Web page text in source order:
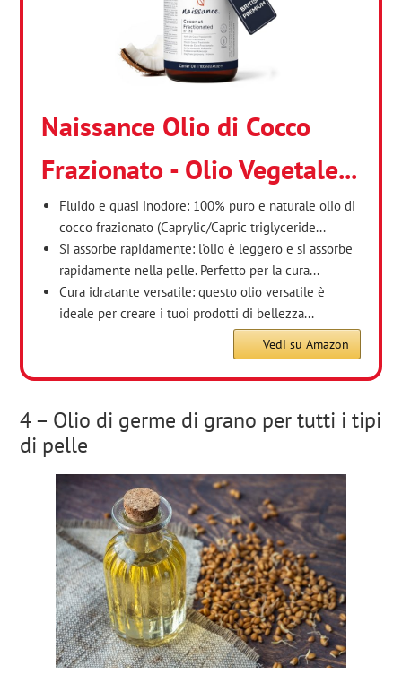
Naissance Olio di Cocco
Frazionato - Olio Vegetale...
Fluido e quasi inodore: 100% puro e naturale olio di
cocco frazionato (Caprylic/Capric triglyceride...
Si assorbe rapidamente: l'olio è leggero e si assorbe
rapidamente nella pelle. Perfetto per la cura...
Cura idratante versatile: questo olio versatile è
ideale per creare i tuoi prodotti di bellezza...
Vedi su Amazon
4 – Olio di germe di grano per tutti i tipi
di pelle